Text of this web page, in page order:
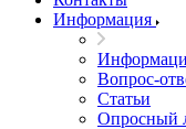
Информация
Вопрос-
Статьи
Опросный